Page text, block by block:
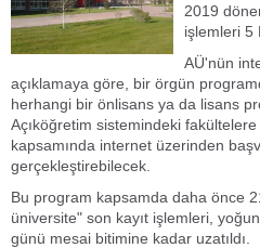
2019
işlemleri 5
AÜ'nün
açıklamaya göre, bir örgün
herhangi bir önlisans ya da lisans
Açıköğretim sistemindeki
kapsamında internet üzerinden
gerçekleştirebilecek.
Bu program kapsamda daha önce
üniversite" son kayıt işlemleri,
günü mesai bitimine kadar uzatıldı.